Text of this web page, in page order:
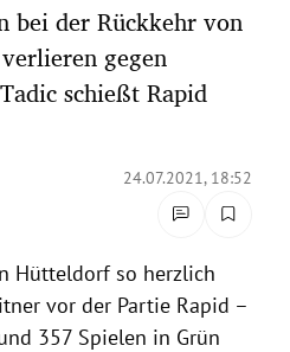
bei der Rückkehr von
gegen
schießt Rapid
24.07.2021, 18:52
Hütteldorf so herzlich
vor der Partie Rapid –
357 Spielen in Grün